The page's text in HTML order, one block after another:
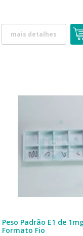
mais detalhes
Peso Padrão E1 de
Formato Fio